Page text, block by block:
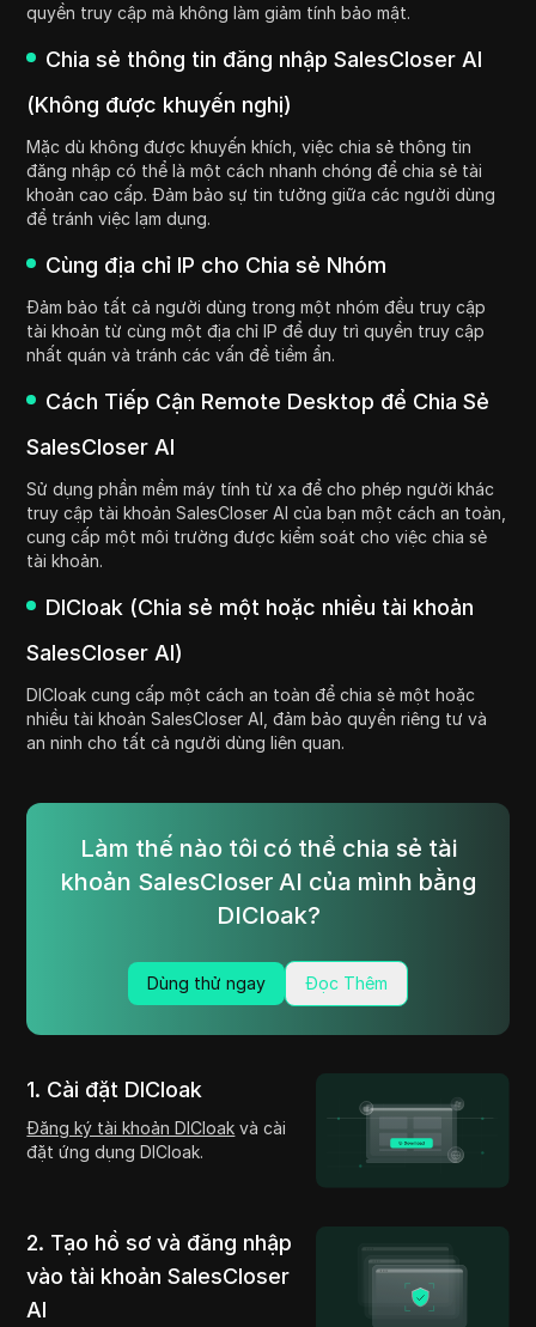
quyền truy cập mà không làm giảm tính bảo mật.
Chia sẻ thông tin đăng nhập SalesCloser AI
(Không được khuyến nghị)
Mặc dù không được khuyến khích, việc chia sẻ thông tin
đăng nhập có thể là một cách nhanh chóng để chia sẻ tài
khoản cao cấp. Đảm bảo sự tin tưởng giữa các người dùng
để tránh việc lạm dụng.
Cùng địa chỉ IP cho Chia sẻ Nhóm
Đảm bảo tất cả người dùng trong một nhóm đều truy cập
tài khoản từ cùng một địa chỉ IP để duy trì quyền truy cập
nhất quán và tránh các vấn đề tiềm ẩn.
Cách Tiếp Cận Remote Desktop để Chia Sẻ
SalesCloser AI
Sử dụng phần mềm máy tính từ xa để cho phép người khác
truy cập tài khoản SalesCloser AI của bạn một cách an toàn,
cung cấp một môi trường được kiểm soát cho việc chia sẻ
tài khoản.
DICloak (Chia sẻ một hoặc nhiều tài khoản
SalesCloser AI)
DICloak cung cấp một cách an toàn để chia sẻ một hoặc
nhiều tài khoản SalesCloser AI, đảm bảo quyền riêng tư và
an ninh cho tất cả người dùng liên quan.
Làm thế nào tôi có thể chia sẻ tài
khoản SalesCloser AI của mình bằng
DICloak?
Dùng thử ngay Đọc Thêm
1. Cài đặt DICloak
Đăng ký tài khoản DICloak và cài
đặt ứng dụng DICloak.
2. Tạo hồ sơ và đăng nhập
vào tài khoản SalesCloser
AI